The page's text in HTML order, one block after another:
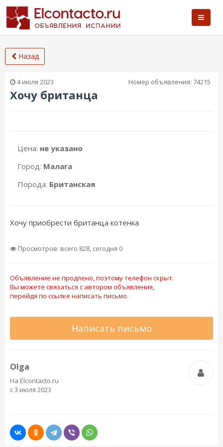
Назад
4 июля 2023 Номер объявления: 74215
Хочу британца
Цена: не указано
Город: Малага
Порода: Британская
Хочу приобрести британца котенка
Просмотров: всего 828, сегодня 0
Объявление не продлено, поэтому телефон скрыт.
Вы можете связаться с автором объявления,
перейдя по ссылке написать письмо.
Написать письмо
Olga
На Elcontacto.ru
с 3 июля 2023